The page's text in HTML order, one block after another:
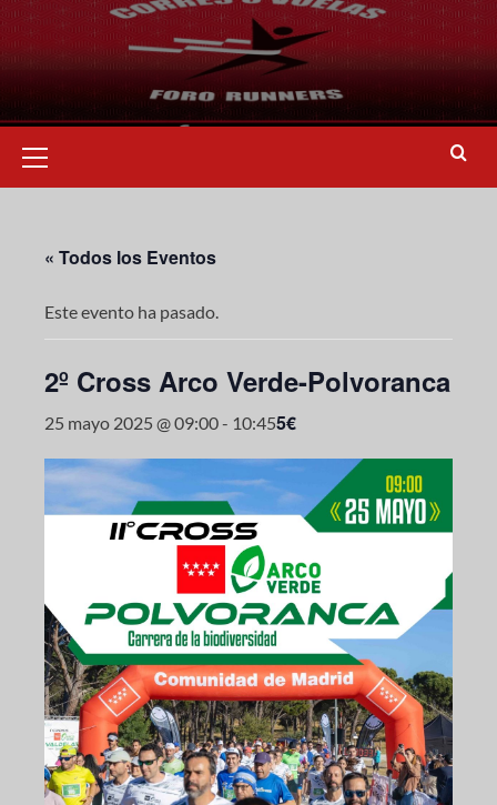
« Todos los Eventos
Este evento ha pasado.
2º Cross Arco Verde-Polvoranca
25 mayo 2025 @ 09:00- 10:455€